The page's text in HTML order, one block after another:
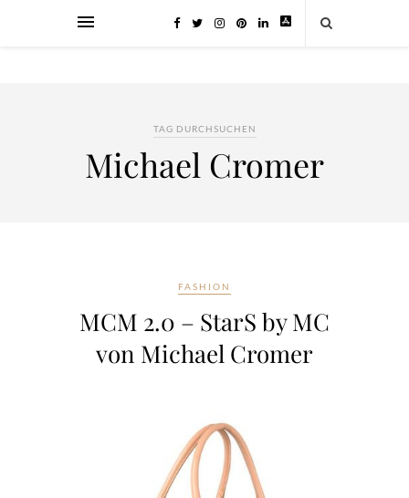
TAG DURCHSUCHEN
Michael Cromer
FASHION
MCM 2.0 – StarS by MC
von Michael Cromer